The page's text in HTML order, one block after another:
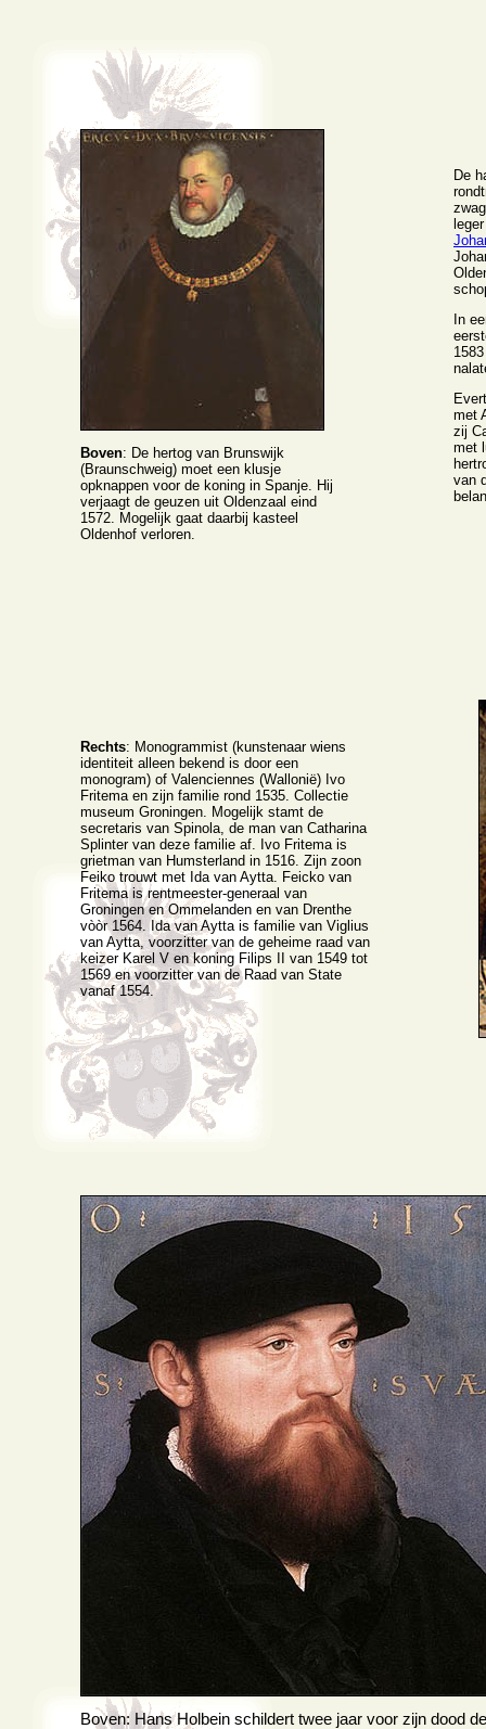
Boven: De hertog van Brunswijk
(Braunschweig) moet een klusje
opknappen voor de koning in Spanje. Hij
verjaagt de geuzen uit Oldenzaal eind
1572. Mogelijk gaat daarbij kasteel
Oldenhof verloren.
De
In
met
zij
met
van
Rechts: Monogrammist (kunstenaar wiens
identiteit alleen bekend is door een
monogram) of Valenciennes (Wallonië) Ivo
Fritema en zijn familie rond 1535. Collectie
museum Groningen. Mogelijk stamt de
secretaris van Spinola, de man van Catharina
Splinter van deze familie af. Ivo Fritema is
grietman van Humsterland in 1516. Zijn zoon
Feiko trouwt met Ida van Aytta. Feicko van
Fritema is rentmeester-generaal van
Groningen en Ommelanden en van Drenthe
vòòr 1564. Ida van Aytta is familie van Viglius
van Aytta, voorzitter van de geheime raad van
keizer Karel V en koning Filips II van 1549 tot
1569 en voorzitter van de Raad van State
vanaf 1554.
Boven: Hans Holbein schildert twee jaar voor zijn dood